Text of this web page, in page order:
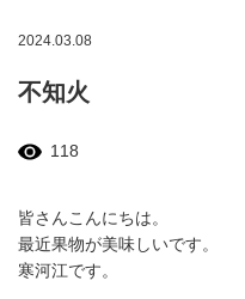
2024.03.08
不知火
118
皆さんこんにちは。
最近果物が美味しいです。
寒河江です。